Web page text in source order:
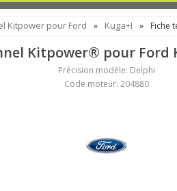
Kitpower pour Ford » Kuga+I » Fiche
Kitpower® pour Ford
Précision modèle: Delphi
Code moteur: 204880